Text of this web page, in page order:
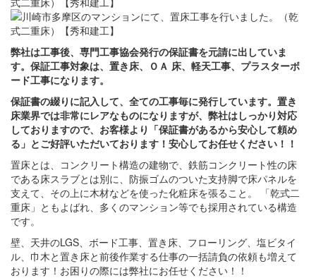
弊社は工事後、専門工事協会発行の保証書を元請に出していま
す。保証工事対象は、置き床、ＯＡ 床、軽天工事、プラスターボ
ード工事になります。
保証書の綴りに記入して、全ての工事毎に発行しています。置き
床業界では非常にレアなものになりますが、弊社はしっかり対応
しておりますので、お客様より「保証書があるから安心して頼め
る」とご好評いただいております！安心してお任せください！！
置床とは、コンクリート構造の建物で、鉄筋コンクリート性の床
である床スラブとは別に、防振ゴムのついた支持脚で床パネルを
支えて、その上に木材などを使った化粧床を張ること。 「乾式二
重床」ともよばれ、多くのマンション等でも採用されている構造
です。
壁、天井のLGS、ボード工事、置き床、フローリング、塩ビタイ
ル、巾木と置き床と前後作業する仕事の一括請負の依頼も増えて
おります！お困りの際には弊社にお任せください！！